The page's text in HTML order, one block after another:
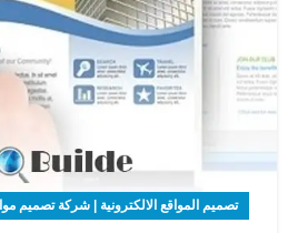
تصميم المواقع الالكترونية | شركة تصميم